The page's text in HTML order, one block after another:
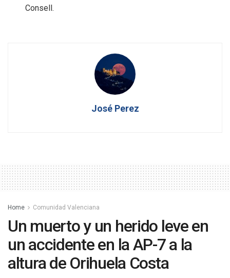
Consell.
José Perez
Home Comunidad Valenciana
Un muerto y un herido leve en
un accidente en la AP-7 a la
altura de Orihuela Costa